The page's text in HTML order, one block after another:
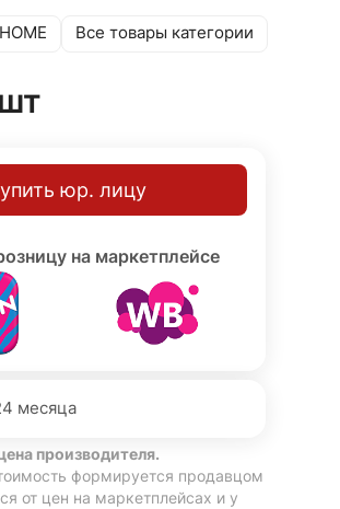
I, степень защиты IP40. Гарантия
Все товары категории
шт
юр. лицу
на маркетплейсе
месяца
производителя.
формируется продавцом
от цен на маркетплейсах и у